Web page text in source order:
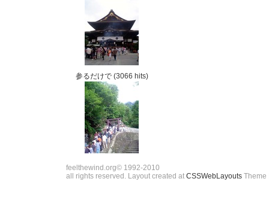
参るだけで(3066 hits)
feelthewind.org© 1992-2010
all rights reserved. Layout created at CSSWebLayouts